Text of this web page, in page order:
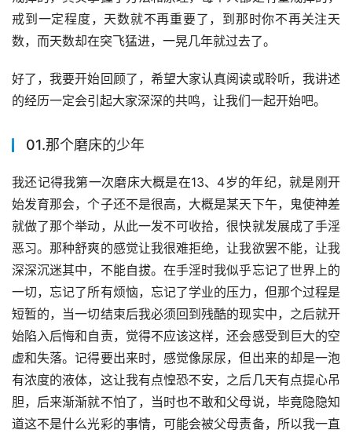
戒到一定程度，天数就不再重要了，到那时你不再关注天
数，而天数却在突飞猛进，一晃几年就过去了。
好了，我要开始回顾了，希望大家认真阅读或聆听，我讲述
的经历一定会引起大家深深的共鸣，让我们一起开始吧。
01.那个磨床的少年
我还记得我第一次磨床大概是在13、4岁的年纪，就是刚开
始发育那会，个子还不是很高，大概是某天下午，鬼使神差
就做了那个举动，从此一发不可收拾，很快就发展成了手淫
恶习。那种舒爽的感觉让我很难拒绝，让我欲罢不能，让我
深深沉迷其中，不能自拔。在手淫时我似乎忘记了世界上的
一切，忘记了所有烦恼，忘记了学业的压力，但那个过程是
短暂的，当一切结束后我必须回到残酷的现实中，之后就开
始陷入后悔和自责，觉得不应该这样，还会感受到巨大的空
虚和失落。记得要出来时，感觉像尿尿，但出来的却是一泡
有浓度的液体，这让我有点惶恐不安，之后几天有点提心吊
胆，后来渐渐就不怕了，当时也不敢和父母说，毕竟隐隐知
道这不是什么光彩的事情，可能会被父母责备，所以我一直